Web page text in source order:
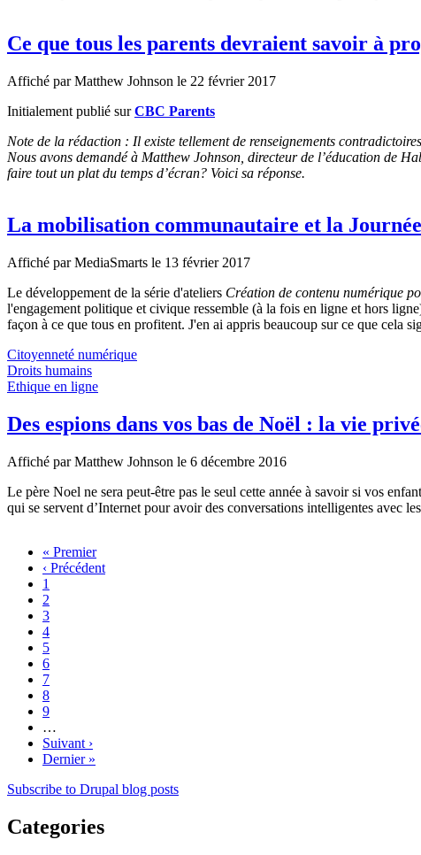
Ce que tous les parents devraient savoir à
Affiché parMatthew Johnson le 22 février 2017
Initialement publié surCBC Parents
Note de la rédaction : Il existe tellement de renseignements
Nous avons demandé à Matthew Johnson, directeur de l’éducation de
faire tout un plat du temps d’écran? Voici sa réponse.
La mobilisation communautaire et la
Affiché parMediaSmarts le 13 février 2017
Le développement de la série d'ateliers Création de contenu numérique
l'engagement politique et civique ressemble (à la fois en ligne et hors
façon à ce que tous en profitent. J'en ai appris beaucoup sur ce que cela
Citoyenneté numérique
Droits humains
Ethique en ligne
Des espions dans vos bas de Noël : la vie
Affiché parMatthew Johnson le 6 décembre 2016
Le père Noel ne sera peut-être pas le seul cette année à savoir si vos
qui se servent d’Internet pour avoir des conversations intelligentes avec
Pagination
First
page
« Premier
Previous
page
‹ Précédent
Page
1
Page
2
Page
3
Page
4
Current
page
5
Page
6
Page
7
Page
8
Page
9
…
Next
page
Suivant ›
Last
Dernier »
Subscribe to Drupal blog posts
Categories